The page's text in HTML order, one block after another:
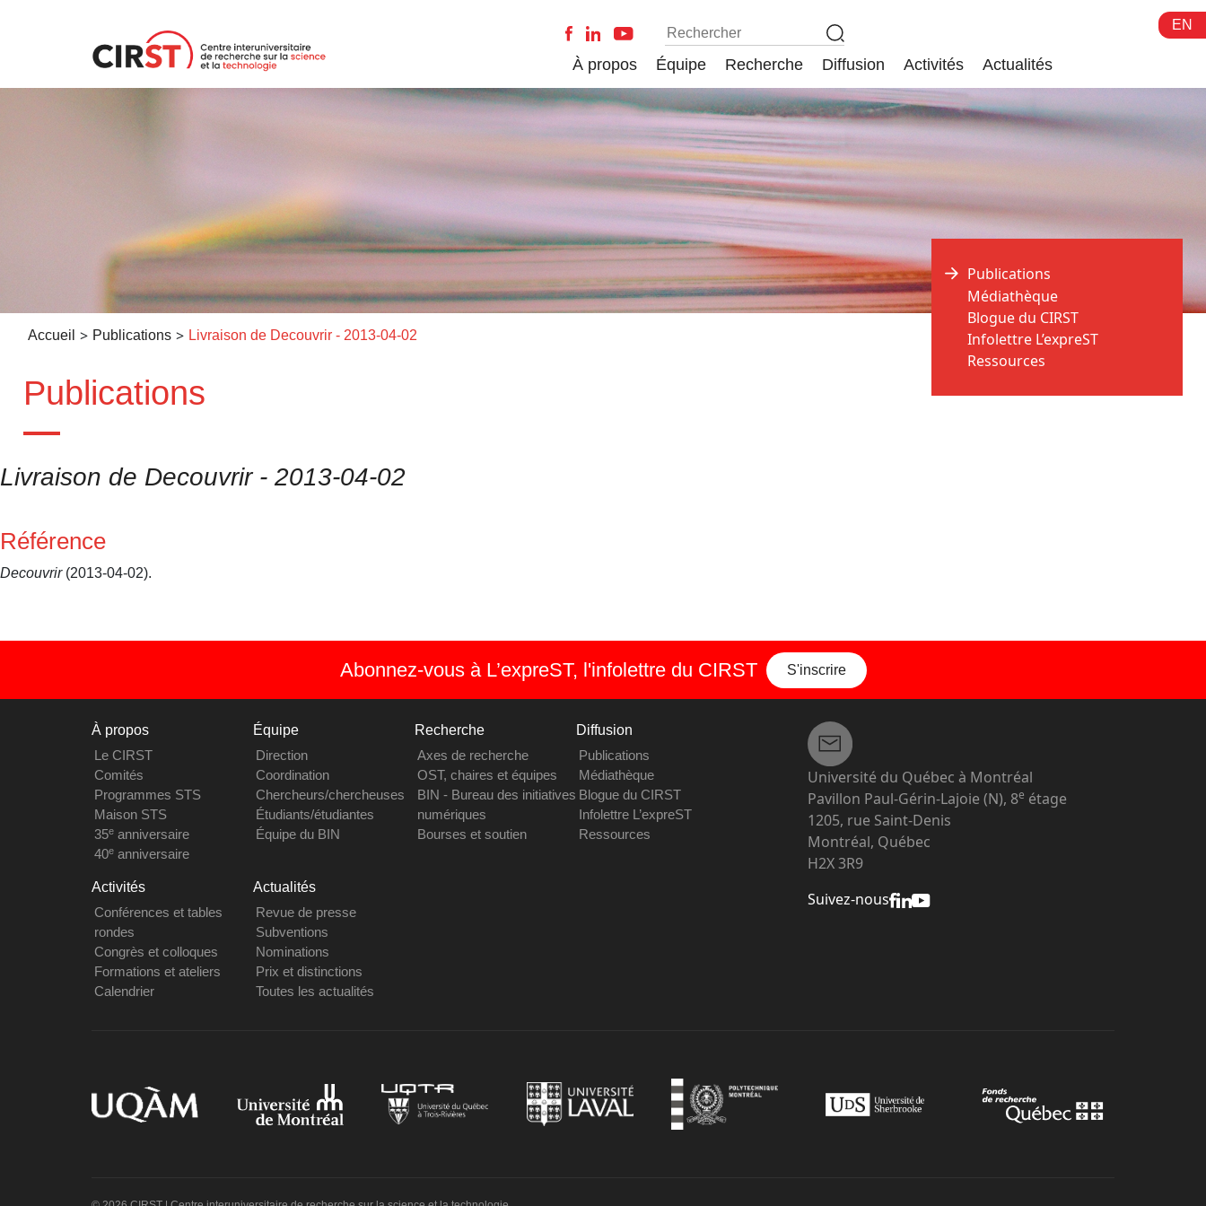
EN
À propos Équipe Recherche Diffusion Activités Actualités
Accueil > Publications > Livraison de Decouvrir - 2013-04-02
Publications
Publications
Médiathèque
Blogue du CIRST
Infolettre L’expreST
Ressources
Livraison de Decouvrir - 2013-04-02
Référence
Decouvrir(2013-04-02).
Abonnez-vous à L’expreST, l'infolettre du CIRST S'inscrire
À propos
Le CIRST
Comités
Programmes STS
Maison STS
35eanniversaire
40eanniversaire
Équipe
Direction
Coordination
Chercheurs/chercheuses
Étudiants/étudiantes
Équipe du BIN
Recherche
Axes de recherche
OST, chaires et équipes
BIN - Bureau des initiatives
numériques
Bourses et soutien
Diffusion
Publications
Médiathèque
Blogue du CIRST
Infolettre L’expreST
Ressources
Activités
Conférences et tables
rondes
Congrès et colloques
Formations et ateliers
Calendrier
Actualités
Revue de presse
Subventions
Nominations
Prix et distinctions
Toutes les actualités
Université du Québec à Montréal
Pavillon Paul-Gérin-Lajoie (N), 8e étage
1205, rue Saint-Denis
Montréal, Québec
H2X 3R9
Suivez-nous